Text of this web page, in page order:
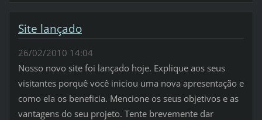
Site lançado
26/02/2010 14:04
Nosso novo site foi lançado hoje. Explique aos seus
visitantes porquê você iniciou uma nova apresentação e
como ela os beneficia. Mencione os seus objetivos e as
vantagens do seu projeto. Tente brevemente dar